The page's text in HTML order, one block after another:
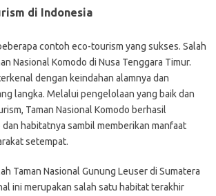
di Indonesia
contoh eco-tourism yang sukses. Salah
Nasional Komodo di Nusa Tenggara Timur.
dengan keindahan alamnya dan
langka. Melalui pengelolaan yang baik dan
Taman Nasional Komodo berhasil
habitatnya sambil memberikan manfaat
setempat.
Taman Nasional Gunung Leuser di Sumatera
ini merupakan salah satu habitat terakhir